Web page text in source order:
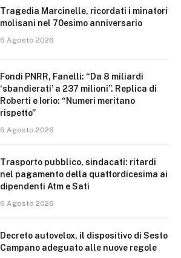
Tragedia Marcinelle, ricordati i minatori
molisani nel 70esimo anniversario
6 Agosto 2026
Fondi PNRR, Fanelli: “Da 8 miliardi
‘sbandierati’ a 237 milioni”. Replica di
Roberti e Iorio: “Numeri meritano
rispetto”
6 Agosto 2026
Trasporto pubblico, sindacati: ritardi
nel pagamento della quattordicesima ai
dipendenti Atm e Sati
6 Agosto 2026
Decreto autovelox, il dispositivo di Sesto
Campano adeguato alle nuove regole